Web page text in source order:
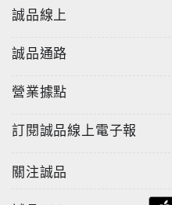
誠品線上
誠品通路
營業據點
訂閱誠品線上電子報
關注誠品